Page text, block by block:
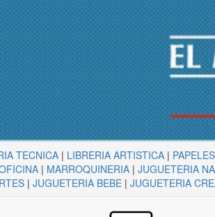
TECNICA | LIBRERIA ARTISTICA |
| MARROQUINERIA| JUGUETERIA
| JUGUETERIA BEBE| JUGUETERIA